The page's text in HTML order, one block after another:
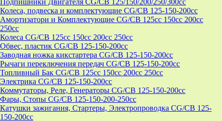
Подпишники Двигателя CG/CB 125/150/200/250/300cc
Колеса, подвеска и комплектующие CG/CB 125-150-200cc
Амортизатори и Комплектующие CG/CB 125cc 150cc 200cc
250cc
Колеса CG/CB 125cc 150cc 200cc 250cc
Обвес, пластик CG/CB 125-150-200cc
Заводная ножка кикстартера CG/CB 125-150-200cc
Рычаги переключения передач CG/CB 125-150-200cc
Топливный Бак CG/CB 125cc 150cc 200cc 250cc
Электрика CG/CB 125-150-200cc
Коммутаторы, Реле, Генераторы CG/CB 125-150-200cc
Фары, Стопы CG/CB 125-150-200-250cc
Катушки зажигания, Стартеры, Электропроводка CG/CB 125-
150-200cc